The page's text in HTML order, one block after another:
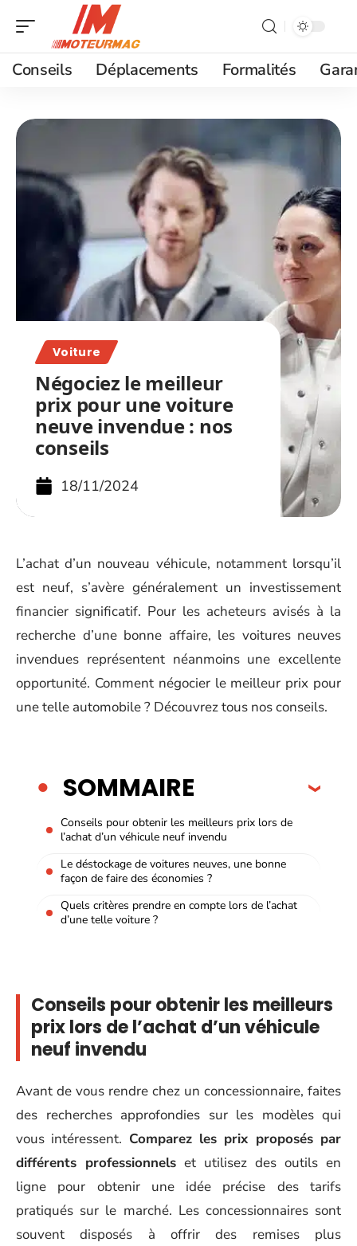
Conseils Déplacements Formalités
Voiture
Négociez le meilleur
prix pour une voiture
neuve invendue : nos
conseils
18/11/2024
L’achat d’un nouveau véhicule, notamment lorsqu’il
est neuf, s’avère généralement un investissement
financier significatif. Pour les acheteurs avisés à la
recherche d’une bonne affaire, les voitures neuves
invendues représentent néanmoins une excellente
opportunité. Comment négocier le meilleur prix pour
une telle automobile ? Découvrez tous nos conseils.
SOMMAIRE
Conseils pour obtenir les meilleurs prix lors de
l’achat d’un véhicule neuf invendu
Le déstockage de voitures neuves, une bonne
façon de faire des économies ?
Quels critères prendre en compte lors de l’achat
d’une telle voiture ?
Conseils pour obtenir les meilleurs
prix lors de l’achat d’un véhicule
neuf invendu
Avant de vous rendre chez un concessionnaire, faites
des recherches approfondies sur les modèles qui
vous intéressent. Comparez les prix proposés par
différents professionnels et utilisez des outils en
ligne pour obtenir une idée précise des tarifs
pratiqués sur le marché. Les concessionnaires sont
souvent disposés à offrir des remises plus